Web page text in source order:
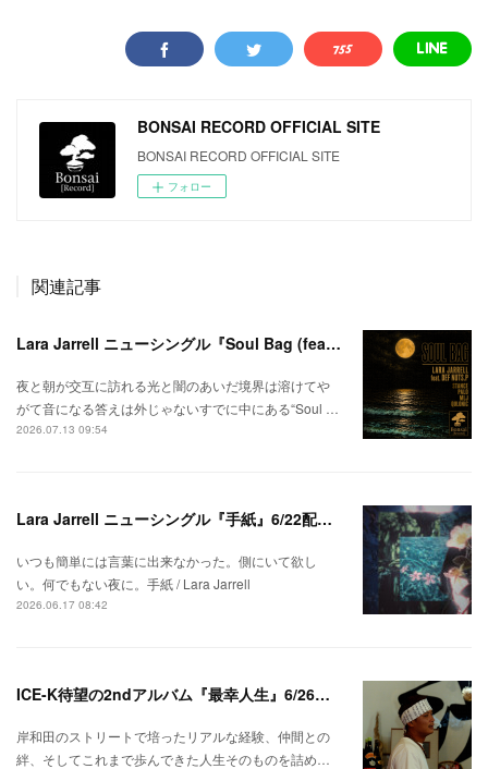
BONSAI RECORD OFFICIAL SITE
BONSAI RECORD OFFICIAL SITE
フォロー
関連記事
Lara Jarrell ニューシングル『Soul Bag (feat. Def Nuts.p)』配信スタート！
夜と朝が交互に訪れる光と闇のあいだ境界は溶けてや
がて音になる答えは外じゃないすでに中にある“Soul …
2026.07.13 09:54
Lara Jarrell ニューシングル『手紙』6/22配信スタート！
いつも簡単には言葉に出来なかった。側にいて欲し
い。何でもない夜に。手紙 / Lara Jarrell
2026.06.17 08:42
ICE-K待望の2ndアルバム『最幸人生』6/26リリース！
岸和田のストリートで培ったリアルな経験、仲間との
絆、そしてこれまで歩んできた人生そのものを詰め…